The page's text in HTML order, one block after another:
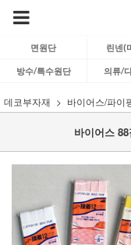
면원단 린넨(
방수/특수원단 의류/
데코부자재 바이어스/파이
바이어스